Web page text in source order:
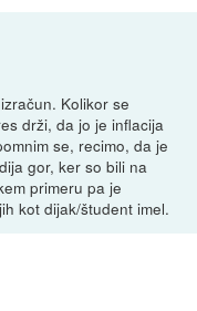
Kolikor se
drži, da jo je inflacija
se, recimo, da je
gor, ker so bili na
primeru pa je
kot dijak/študent imel.